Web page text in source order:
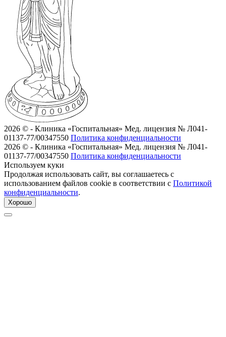
2026 © - Клиника «Госпитальная» Мед. лицензия № Л041-
01137-77/00347550 Политика конфиденциальности
2026 © - Клиника «Госпитальная» Мед. лицензия № Л041-
01137-77/00347550 Политика конфиденциальности
Используем куки
Продолжая использовать сайт, вы соглашаетесь с
использованием файлов cookie в соответствии с Политикой
конфиденциальности.
Хорошо